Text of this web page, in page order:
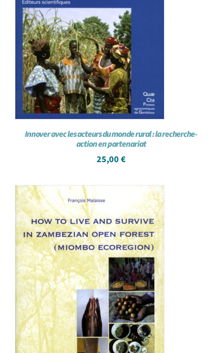
Innover avec les acteurs du monde rural : la recherche-
action en partenariat
25,00 €